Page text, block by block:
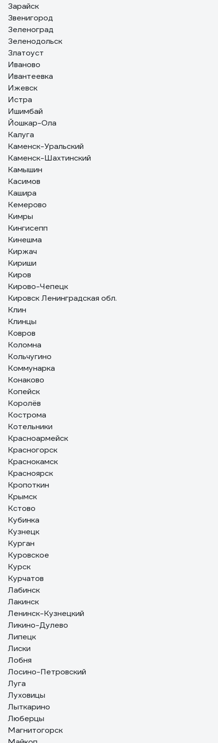
Зарайск
Звенигород
Зеленоград
Зеленодольск
Златоуст
Иваново
Ивантеевка
Ижевск
Истра
Ишимбай
Йошкар-Ола
Калуга
Каменск-Уральский
Каменск-Шахтинский
Камышин
Касимов
Кашира
Кемерово
Кимры
Кингисепп
Кинешма
Киржач
Кириши
Киров
Кирово-Чепецк
Кировск Ленинградская обл.
Клин
Клинцы
Ковров
Коломна
Кольчугино
Коммунарка
Конаково
Копейск
Королёв
Кострома
Котельники
Красноармейск
Красногорск
Краснокамск
Красноярск
Кропоткин
Крымск
Кстово
Кубинка
Кузнецк
Курган
Куровское
Курск
Курчатов
Лабинск
Лакинск
Ленинск-Кузнецкий
Ликино-Дулево
Липецк
Лиски
Лобня
Лосино-Петровский
Луга
Луховицы
Лыткарино
Люберцы
Магнитогорск